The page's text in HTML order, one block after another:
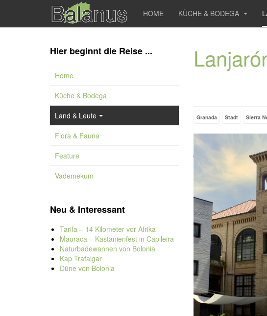
HOME KÜCHE & BODEGA
Granada Stadt Sierra
Hier beginnt die Reise ...
Home
Küche & Bodega
Land & Leute
Flora & Fauna
Feature
Vademekum
Neu & Interessant
Tarifa – 14 Kilometer vor Afrika
Mauraca – Kastanienfest in Capileira
Naturbadewannen von Bolonia
Kap Trafalgar
Düne von Bolonia